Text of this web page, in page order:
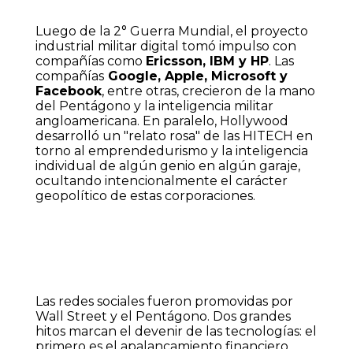
Luego de la 2° Guerra Mundial, el proyecto
industrial militar digital tomó impulso con
compañías como Ericsson, IBM y HP. Las
compañíasGoogle, Apple, Microsoft y
Facebook, entre otras, crecieron de la mano
del Pentágono y la inteligencia militar
angloamericana. En paralelo, Hollywood
desarrolló un "relato rosa" de las HITECH en
torno al emprendedurismo y la inteligencia
individual de algún genio en algún garaje,
ocultando intencionalmente el carácter
geopolítico de estas corporaciones.
Las redes sociales fueron promovidas por
Wall Street y el Pentágono. Dos grandes
hitos marcan el devenir de las tecnologías: el